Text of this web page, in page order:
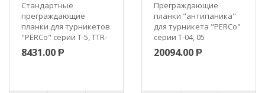
Стандартные
преграждающие
планки для турникетов
"PERCo" серии Т-5, TTR-
04 (Нержавеющая
сталь, комплект
8431.00 Ᵽ
Преграждающие
планки "антипаника"
для турникета "PERCo"
серии Т-04, 05
(Комплект 3
шт.). Антипаника.
20094.00 Ᵽ